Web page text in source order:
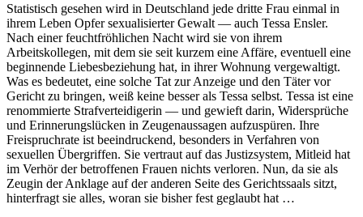
Statistisch gesehen wird in Deutschland jede dritte Frau einmal in
ihrem Leben Opfer sexualisierter Gewalt — auch Tessa Ensler.
Nach einer feuchtfröhlichen Nacht wird sie von ihrem
Arbeitskollegen, mit dem sie seit kurzem eine Affäre, eventuell eine
beginnende Liebesbeziehung hat, in ihrer Wohnung vergewaltigt.
Was es bedeutet, eine solche Tat zur Anzeige und den Täter vor
Gericht zu bringen, weiß keine besser als Tessa selbst. Tessa ist eine
renommierte Strafverteidigerin — und gewieft darin, Widersprüche
und Erinnerungslücken in Zeugenaussagen aufzuspüren. Ihre
Freispruchrate ist beeindruckend, besonders in Verfahren von
sexuellen Übergriffen. Sie vertraut auf das Justizsystem, Mitleid hat
im Verhör der betroffenen Frauen nichts verloren. Nun, da sie als
Zeugin der Anklage auf der anderen Seite des Gerichtssaals sitzt,
hinterfragt sie alles, woran sie bisher fest geglaubt hat …